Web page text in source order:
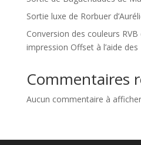
Sortie luxe de Rorbuer
Conversion des couleurs RVB
impression Offset à l’aide
Commentaires
Aucun commentaire à